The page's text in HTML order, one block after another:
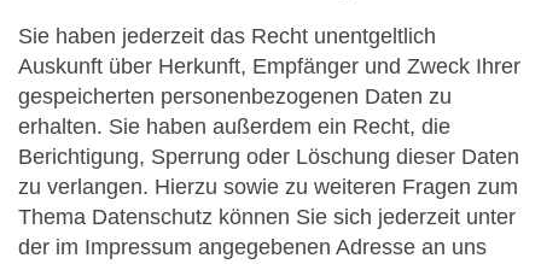
Sie haben jederzeit das Recht unentgeltlich
Auskunft über Herkunft, Empfänger und Zweck Ihrer
gespeicherten personenbezogenen Daten zu
erhalten. Sie haben außerdem ein Recht, die
Berichtigung, Sperrung oder Löschung dieser Daten
zu verlangen. Hierzu sowie zu weiteren Fragen zum
Thema Datenschutz können Sie sich jederzeit unter
der im Impressum angegebenen Adresse an uns